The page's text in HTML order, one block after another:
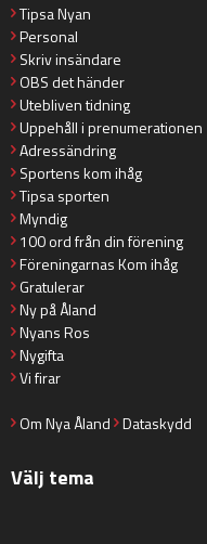
Tipsa Nyan
Personal
Skriv insändare
OBS det händer
Utebliven tidning
Uppehåll i prenumerationen
Adressändring
Sportens kom ihåg
Tipsa sporten
Myndig
100 ord från din förening
Föreningarnas Kom ihåg
Gratulerar
Ny på Åland
Nyans Ros
Nygifta
Vi firar
Om Nya Åland Dataskydd
Välj tema